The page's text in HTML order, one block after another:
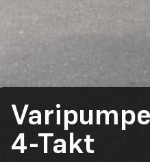
4-Takt